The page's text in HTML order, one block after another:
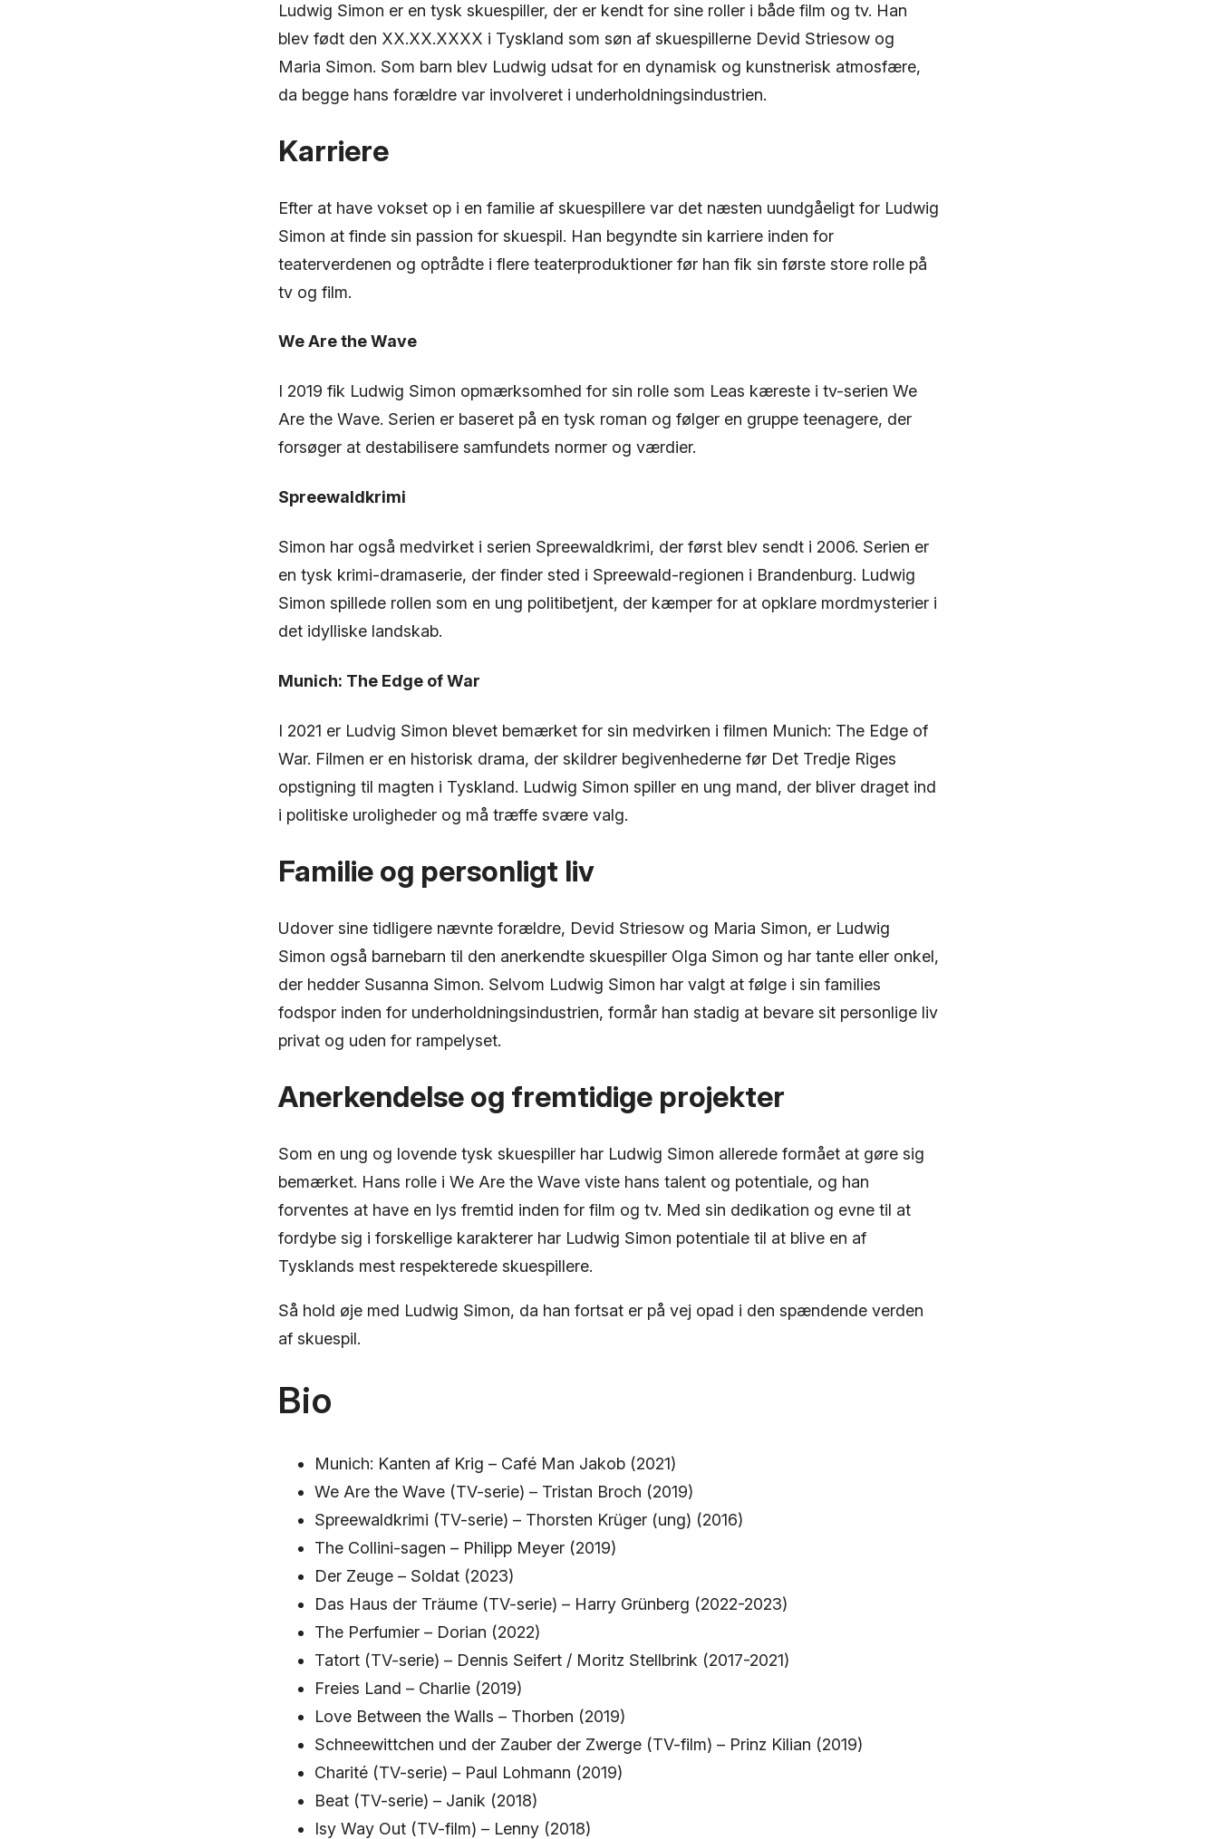
Ludwig Simon er en tysk skuespiller, der er kendt for sine roller i både film og tv. Han
blev født den XX.XX.XXXX i Tyskland som søn af skuespillerne Devid Striesow og
Maria Simon. Som barn blev Ludwig udsat for en dynamisk og kunstnerisk atmosfære,
da begge hans forældre var involveret i underholdningsindustrien.
Karriere
Efter at have vokset op i en familie af skuespillere var det næsten uundgåeligt for Ludwig
Simon at finde sin passion for skuespil. Han begyndte sin karriere inden for
teaterverdenen og optrådte i flere teaterproduktioner før han fik sin første store rolle på
tv og film.
We Are the Wave
I 2019 fik Ludwig Simon opmærksomhed for sin rolle som Leas kæreste i tv-serien We
Are the Wave. Serien er baseret på en tysk roman og følger en gruppe teenagere, der
forsøger at destabilisere samfundets normer og værdier.
Spreewaldkrimi
Simon har også medvirket i serien Spreewaldkrimi, der først blev sendt i 2006. Serien er
en tysk krimi-dramaserie, der finder sted i Spreewald-regionen i Brandenburg. Ludwig
Simon spillede rollen som en ung politibetjent, der kæmper for at opklare mordmysterier i
det idylliske landskab.
Munich: The Edge of War
I 2021 er Ludvig Simon blevet bemærket for sin medvirken i filmen Munich: The Edge of
War. Filmen er en historisk drama, der skildrer begivenhederne før Det Tredje Riges
opstigning til magten i Tyskland. Ludwig Simon spiller en ung mand, der bliver draget ind
i politiske uroligheder og må træffe svære valg.
Familie og personligt liv
Udover sine tidligere nævnte forældre, Devid Striesow og Maria Simon, er Ludwig
Simon også barnebarn til den anerkendte skuespiller Olga Simon og har tante eller onkel,
der hedder Susanna Simon. Selvom Ludwig Simon har valgt at følge i sin families
fodspor inden for underholdningsindustrien, formår han stadig at bevare sit personlige liv
privat og uden for rampelyset.
Anerkendelse og fremtidige projekter
Som en ung og lovende tysk skuespiller har Ludwig Simon allerede formået at gøre sig
bemærket. Hans rolle i We Are the Wave viste hans talent og potentiale, og han
forventes at have en lys fremtid inden for film og tv. Med sin dedikation og evne til at
fordybe sig i forskellige karakterer har Ludwig Simon potentiale til at blive en af
Tysklands mest respekterede skuespillere.
Så hold øje med Ludwig Simon, da han fortsat er på vej opad i den spændende verden
af skuespil.
Bio
Munich: Kanten af Krig – Café Man Jakob (2021)
We Are the Wave (TV-serie) – Tristan Broch (2019)
Spreewaldkrimi (TV-serie) – Thorsten Krüger (ung) (2016)
The Collini-sagen – Philipp Meyer (2019)
Der Zeuge – Soldat (2023)
Das Haus der Träume (TV-serie) – Harry Grünberg (2022-2023)
The Perfumier – Dorian (2022)
Tatort (TV-serie) – Dennis Seifert / Moritz Stellbrink (2017-2021)
Freies Land – Charlie (2019)
Love Between the Walls – Thorben (2019)
Schneewittchen und der Zauber der Zwerge (TV-film) – Prinz Kilian (2019)
Charité (TV-serie) – Paul Lohmann (2019)
Beat (TV-serie) – Janik (2018)
Isy Way Out (TV-film) – Lenny (2018)